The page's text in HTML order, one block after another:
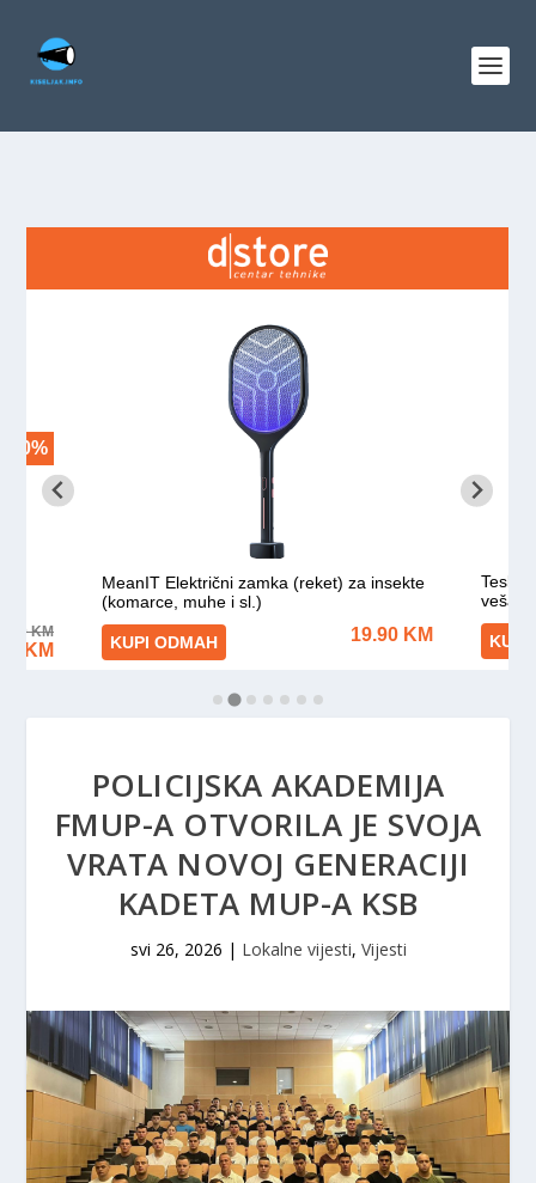
POLICIJSKA AKADEMIJA
FMUP-A OTVORILA JE SVOJA
VRATA NOVOJ GENERACIJI
KADETA MUP-A KSB
svi 26, 2026 | Lokalne vijesti, Vijesti